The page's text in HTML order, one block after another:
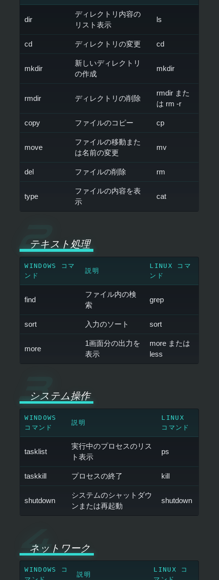
dir
ディレクトリ内容の
リスト表示
ls
cd ディレクトリの変更 cd
mkdir
新しいディレクトリ
の作成
mkdir
rmdir ディレクトリの削除
rmdir また
は rm -r
copy ファイルのコピー cp
move
ファイルの移動また
は名前の変更
mv
del ファイルの削除 rm
type
ファイルの内容を表
示
cat
テキスト処理
WINDOWS コマ
ンド
説明
LINUX コマ
ンド
find
ファイル内の検
索
grep
sort 入力のソート sort
more
1画面分の出力を
表示
more または
less
システム操作
WINDOWS
コマンド
説明
LINUX
コマンド
tasklist
実行中のプロセスのリス
ト表示
ps
taskkill プロセスの終了 kill
shutdown
システムのシャットダウ
ンまたは再起動
shutdown
ネットワーク
WINDOWS コ
説明
LINUX コ